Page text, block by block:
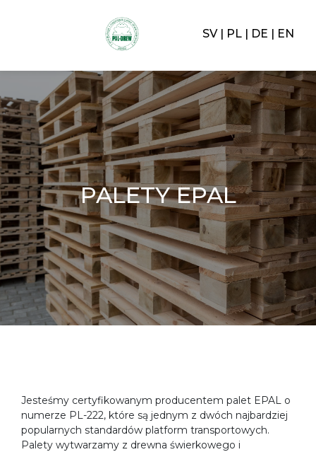
SV PL DE EN
PALETY EPAL
Jesteśmy certyfikowanym producentem palet EPAL o
numerze PL-222, które są jednym z dwóch najbardziej
popularnych standardów platform transportowych.
Palety wytwarzamy z drewna świerkowego i